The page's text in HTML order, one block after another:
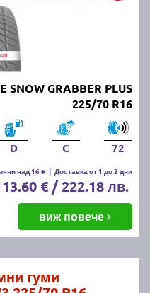
SNOW GRABBER PLUS
225/70 R16
D C 72
над 16 + | Доставка от 1 до 2 дни
€ / 222.18 лв.
виж повече
гуми